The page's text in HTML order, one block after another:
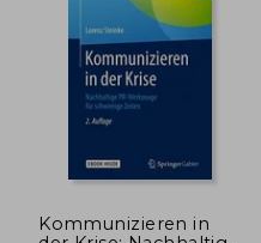
45% $ 138.616
Kommunizieren in